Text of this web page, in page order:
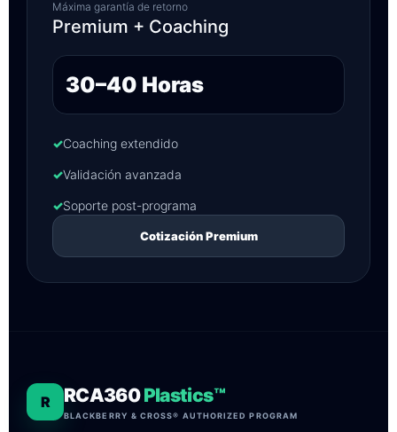
Máxima garantía de retorno
Premium + Coaching
30–40 Horas
✓Coaching extendido
✓Validación avanzada
✓Soporte post-programa
Cotización Premium
R RCA360Plastics™
BLACKBERRY & CROSS® AUTHORIZED PROGRAM